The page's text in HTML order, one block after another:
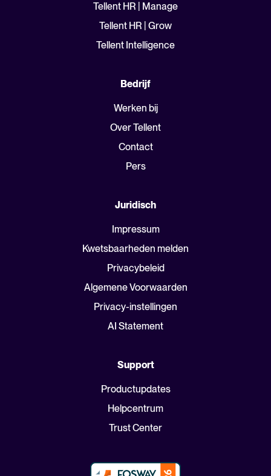
Tellent HR | Manage
Tellent HR | Grow
Tellent Intelligence
Bedrijf
Werken bij
Over Tellent
Contact
Pers
Juridisch
Impressum
Kwetsbaarheden melden
Privacybeleid
Algemene Voorwaarden
Privacy-instellingen
AI Statement
Support
Productupdates
Helpcentrum
Trust Center